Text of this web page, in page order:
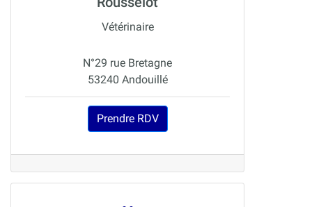
Vétérinaire
N°29 rue Bretagne
53240 Andouillé
Prendre RDV